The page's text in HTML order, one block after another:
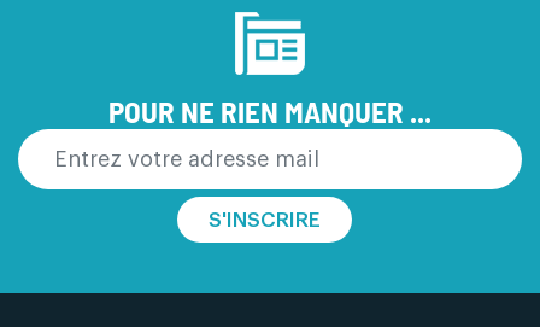
POUR NE RIEN MANQUER ...
S'INSCRIRE